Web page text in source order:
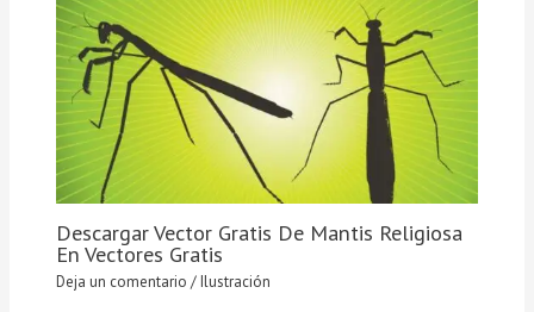
Descargar Vector Gratis De Mantis Religiosa
En Vectores Gratis
Deja un comentario /Ilustración